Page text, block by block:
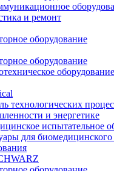
и ремонт
оборудование
оборудование
технологических
и энергетике
испытательное
для